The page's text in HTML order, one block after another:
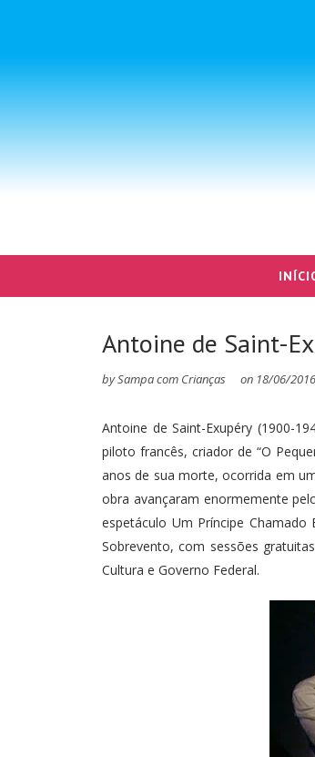
Antoine de Saint-
bySampa com Crianças on 18/06/2016
Antoine de Saint-Exupéry (1900-
piloto francês, criador de “O
anos de sua morte, ocorrida em
obra avançaram enormemente
espetáculo Um Príncipe
Sobrevento, com sessões
Cultura e Governo Federal.